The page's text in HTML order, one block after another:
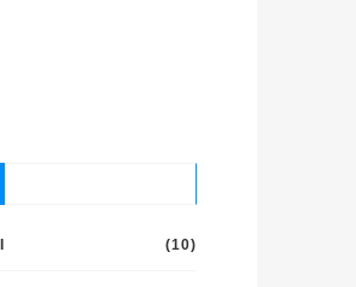
(10)